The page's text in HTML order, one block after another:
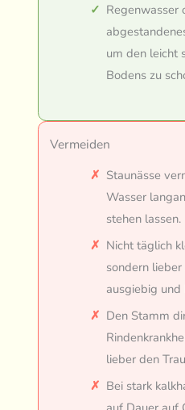
Regenwasser
um den leicht
Bodens zu
Vermeiden
Staunässe
Wasser
stehen lassen.
Nicht täglich
sondern
ausgiebig und
Den Stamm
lieber den
Bei stark